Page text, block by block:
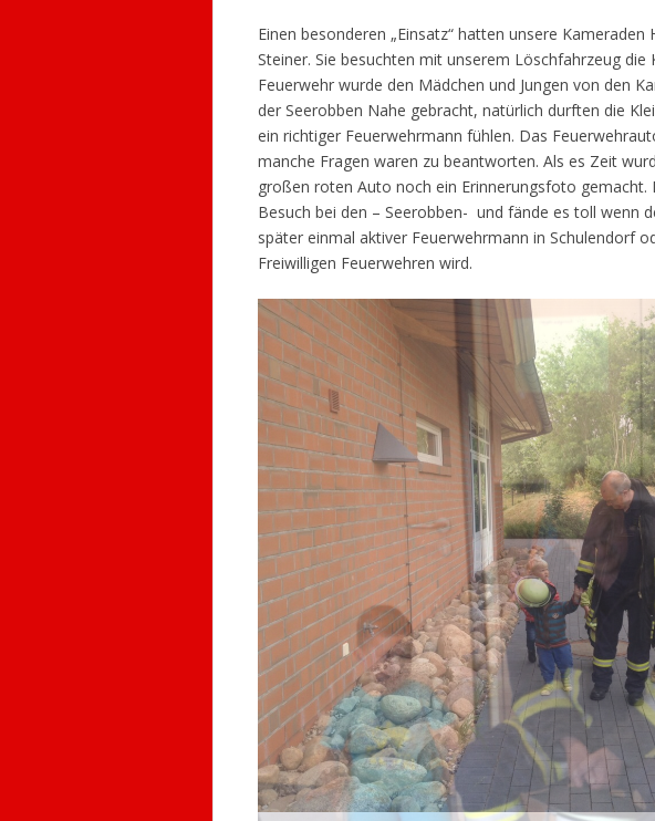
Einen besonderen „Einsatz“ hatten unsere
Steiner. Sie besuchten mit unserem Löschfahrzeug die
Feuerwehr wurde den Mädchen und Jungen von den
der Seerobben Nahe gebracht, natürlich durften die
ein richtiger Feuerwehrmann fühlen. Das
manche Fragen waren zu beantworten. Als es Zeit
großen roten Auto noch ein Erinnerungsfoto gemacht.
Besuch bei den – Seerobben- und fände es toll wenn
später einmal aktiver Feuerwehrmann in Schulendorf
Freiwilligen Feuerwehren wird.